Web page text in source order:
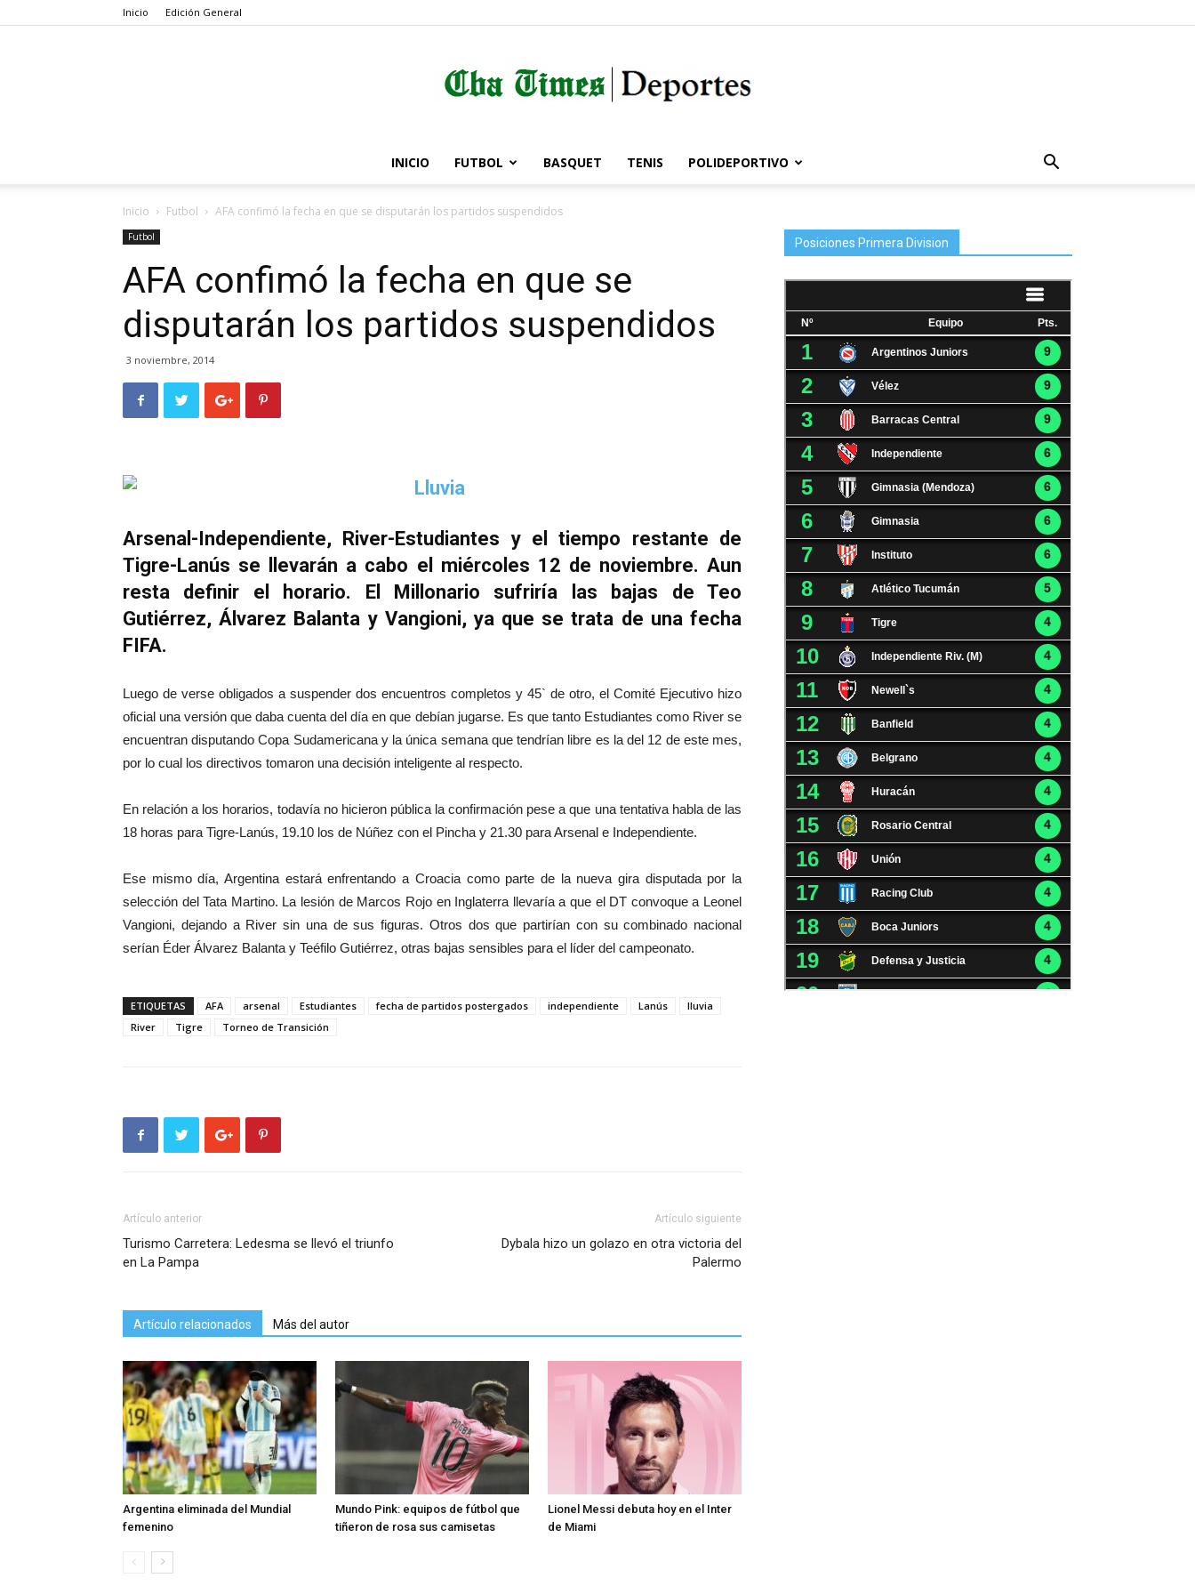
Inicio Edición General
Córdoba
Times
INICIO FUTBOL BASQUET TENIS POLIDEPORTIVO
Inicio Futbol AFA confimó la fecha en que se disputarán los partidos suspendidos
Futbol
AFA confimó la fecha en que se
disputarán los partidos suspendidos
3 noviembre, 2014
Arsenal-Independiente, River-Estudiantes y el tiempo restante de
Tigre-Lanús se llevarán a cabo el miércoles 12 de noviembre. Aun
resta definir el horario. El Millonario sufriría las bajas de Teo
Gutiérrez, Álvarez Balanta y Vangioni, ya que se trata de una fecha
FIFA.
Luego de verse obligados a suspender dos encuentros completos y 45` de otro, el Comité Ejecutivo hizo
oficial una versión que daba cuenta del día en que debían jugarse. Es que tanto Estudiantes como River se
encuentran disputando Copa Sudamericana y la única semana que tendrían libre es la del 12 de este mes,
por lo cual los directivos tomaron una decisión inteligente al respecto.
En relación a los horarios, todavía no hicieron pública la confirmación pese a que una tentativa habla de las
18 horas para Tigre-Lanús, 19.10 los de Núñez con el Pincha y 21.30 para Arsenal e Independiente.
Ese mismo día, Argentina estará enfrentando a Croacia como parte de la nueva gira disputada por la
selección del Tata Martino. La lesión de Marcos Rojo en Inglaterra llevaría a que el DT convoque a Leonel
Vangioni, dejando a River sin una de sus figuras. Otros dos que partirían con su combinado nacional
serían Éder Álvarez Balanta y Teéfilo Gutiérrez, otras bajas sensibles para el líder del campeonato.
ETIQUETAS AFA arsenal Estudiantes fecha de partidos postergados independiente Lanús
lluvia
River
Tigre Torneo de Transición
Artículo anterior
Turismo Carretera: Ledesma se llevó el triunfo
en La Pampa
Artículo siguiente
Dybala hizo un golazo en otra victoria del
Palermo
Artículo relacionados Más del autor
Argentina eliminada del Mundial
femenino
Mundo Pink: equipos de fútbol que
tiñeron de rosa sus camisetas
Lionel Messi debuta hoy en el Inter
de Miami
Posiciones Primera Division